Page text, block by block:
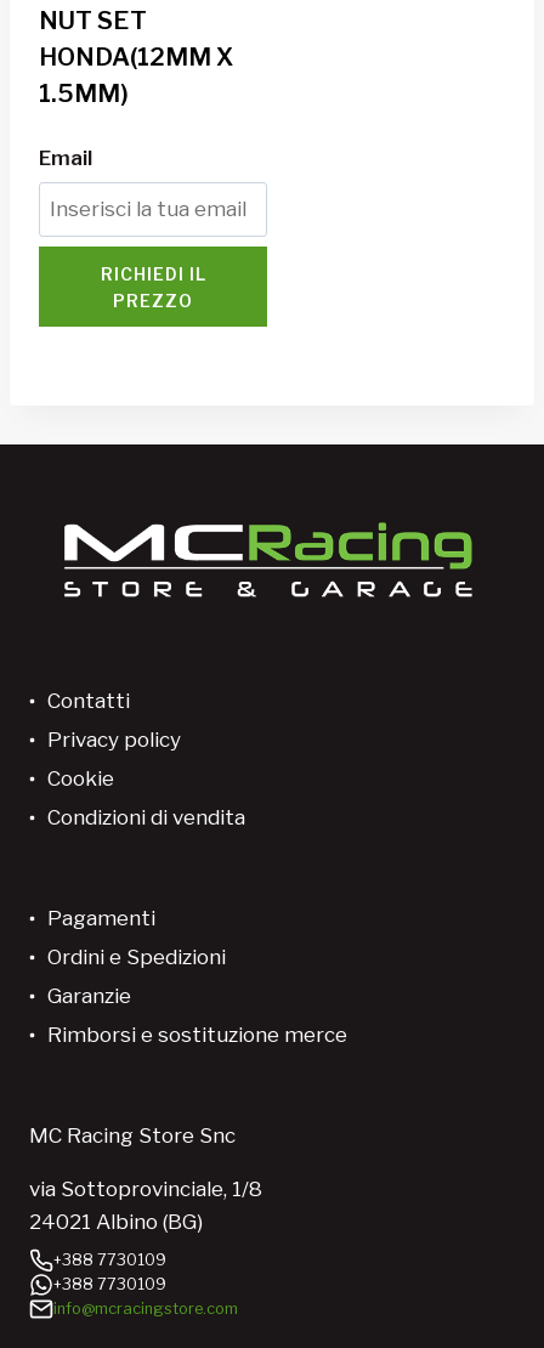
NUT SET
HONDA(12MM X
1.5MM)
Email
RICHIEDI IL
PREZZO
Contatti
Privacy policy
Cookie
Condizioni di vendita
Pagamenti
Ordini e Spedizioni
Garanzie
Rimborsi e sostituzione merce
MC Racing Store Snc
via Sottoprovinciale, 1/8
24021 Albino (BG)
+388 7730109
+388 7730109
info@mcracingstore.com